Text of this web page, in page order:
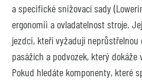
a specifické snižovací sady
ergonomii a ovladatelnost stroje.
jezdci, kteří vyžadují
pasážích a podvozek, který
Pokud hledáte komponenty, které